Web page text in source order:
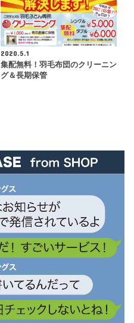
2020.5.1
集配無料！羽毛布団のクリーニン
グ＆長期保管